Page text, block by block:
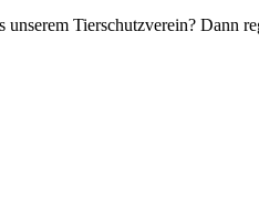
Tierschutzverein?